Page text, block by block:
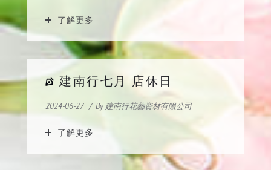
了解更多
建南行七月 店休日
2024-06-27 By 建南行花藝資材有限公司
了解更多